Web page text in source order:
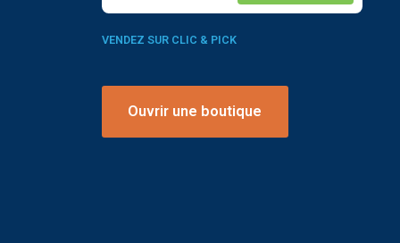
VENDEZ SUR CLIC & PICK
Ouvrir une boutique